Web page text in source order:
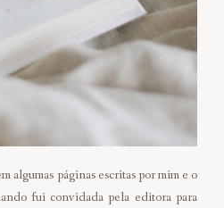
algumas páginas escritas por mim e o
fui convidada pela editora para